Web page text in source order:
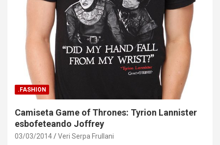
.FASHION
Camiseta Game of Thrones: Tyrion Lannister
esbofeteando Joffrey
03/03/2014 Veri Serpa Frullani